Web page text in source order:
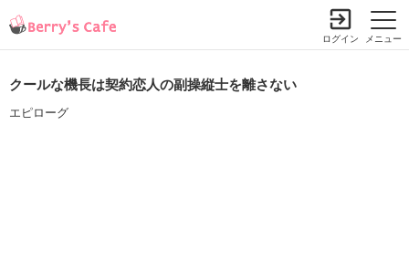
メニュー
ログイン
クールな機長は契約恋人の副操縦士を離さない
エピローグ